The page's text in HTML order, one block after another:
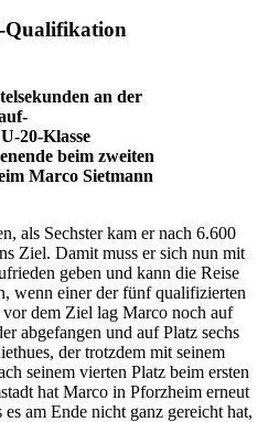
Qualifikation
an der
20-Klasse
beim zweiten
Marco Sietmann
als Sechster kam er nach 6.600
Ziel. Damit muss er sich nun mit
geben und kann die Reise
wenn einer der fünf qualifizierten
dem Ziel lag Marco noch auf
abgefangen und auf Platz sechs
der trotzdem mit seinem
seinem vierten Platz beim ersten
hat Marco in Pforzheim erneut
am Ende nicht ganz gereicht hat,